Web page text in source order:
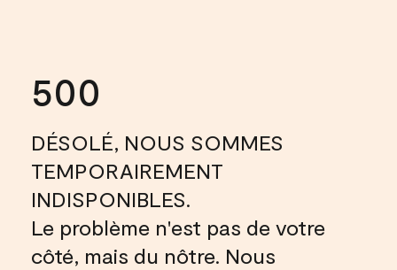
500
DÉSOLÉ, NOUS SOMMES
TEMPORAIREMENT
INDISPONIBLES.
Le problème n'est pas de votre
côté, mais du nôtre. Nous